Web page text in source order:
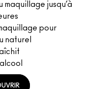
maquillage jusqu’à
pour
naturel